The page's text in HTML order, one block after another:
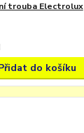
trouba Electrolux
do košíku